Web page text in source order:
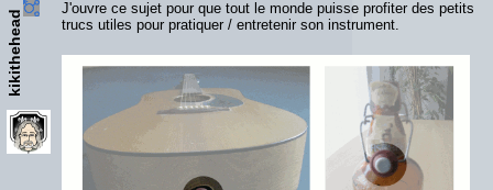
kikithehead
J'ouvre ce sujet pour que tout le monde puisse profiter des petits
trucs utiles pour pratiquer / entretenir son instrument.